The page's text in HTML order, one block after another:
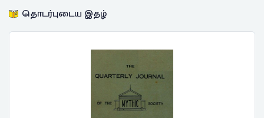
தொடர்புடைய இதழ்